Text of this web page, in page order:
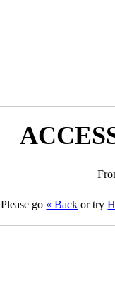
Please go « Back or try